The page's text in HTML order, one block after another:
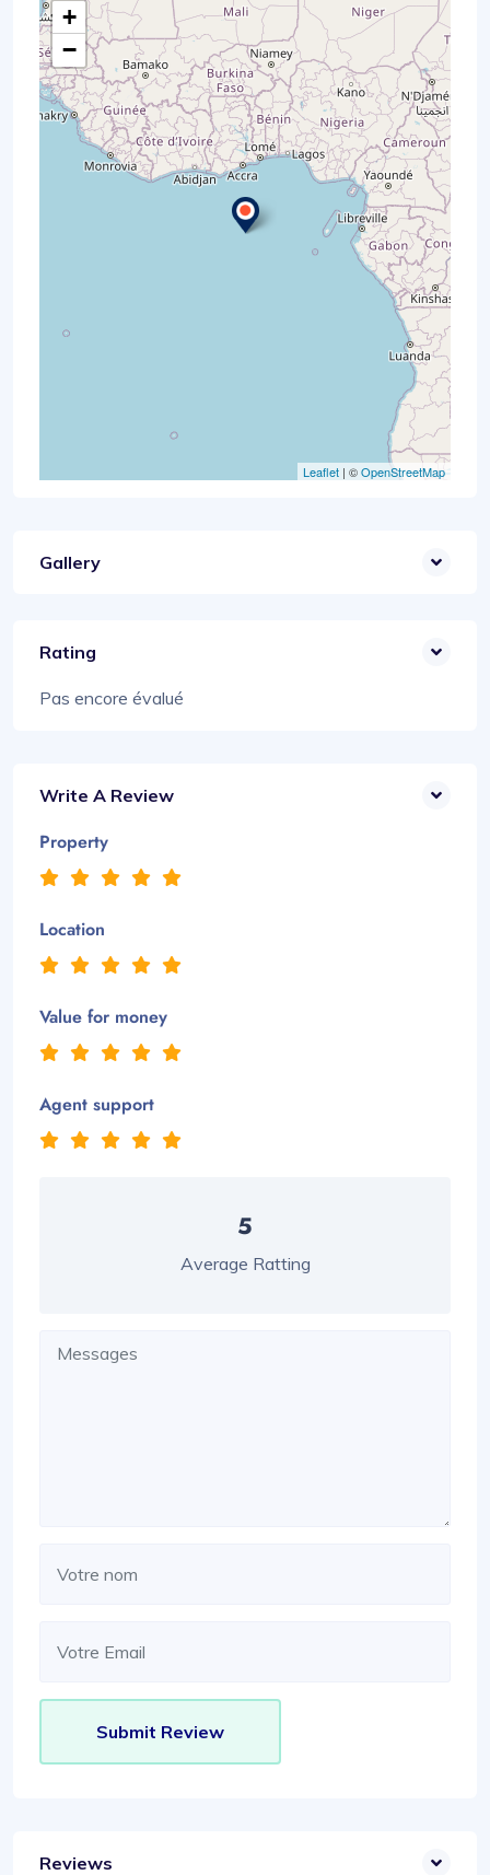
+
−
Leaflet | ©OpenStreetMap
Gallery
Rating
Pas encore évalué
Write A Review
Property
Location
Value for money
Agent support
5
Average Ratting
Reviews